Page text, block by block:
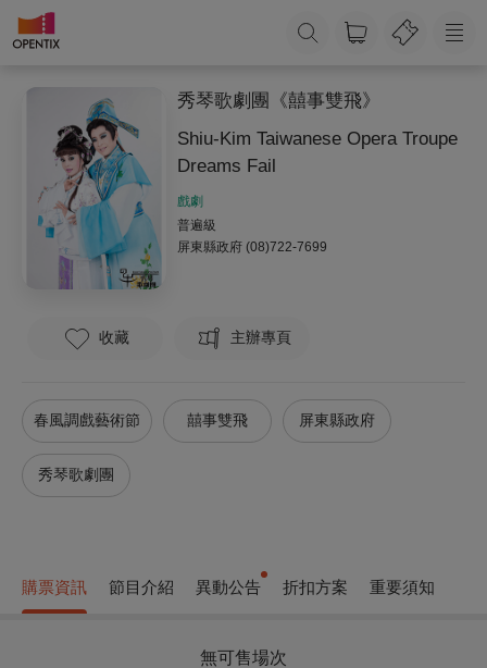
秀琴歌劇團《囍事雙飛》
Shiu-Kim Taiwanese Opera Troupe
Dreams Fail
戲劇
普遍級
屏東縣政府 (08)722-7699
收藏 主辦專頁
春風調戲藝術節 囍事雙飛 屏東縣政府
秀琴歌劇團
購票資訊 節目介紹 異動公告 折扣方案 重要須知
無可售場次